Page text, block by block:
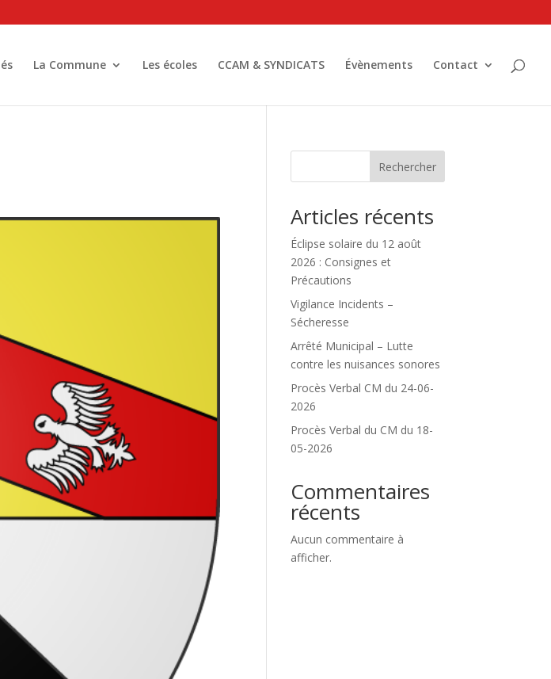
La Commune Les écoles CCAM & SYNDICATS Évènements Contact
Rechercher
Articles récents
Éclipse solaire du 12 août
2026 : Consignes et
Précautions
Vigilance Incidents –
Sécheresse
Arrêté Municipal – Lutte
contre les nuisances sonores
Procès Verbal CM du 24-06-
2026
Procès Verbal du CM du 18-
05-2026
Commentaires
récents
Aucun commentaire à
afficher.